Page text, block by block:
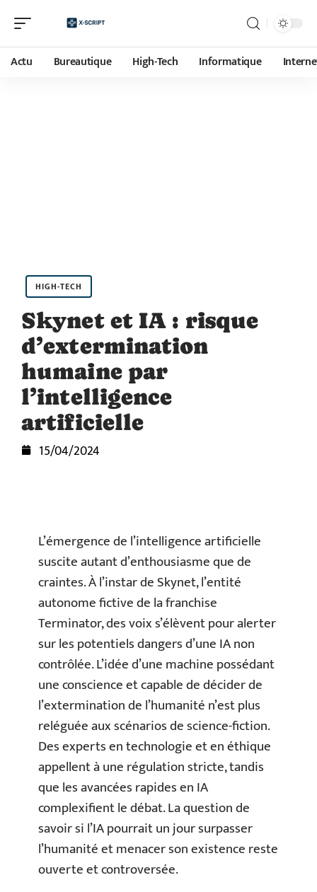
Actu Bureautique High-Tech Informatique
HIGH-TECH
Skynet et IA : risque
d’extermination
humaine par
l’intelligence
artificielle
15/04/2024
L’émergence de l’intelligence artificielle
suscite autant d’enthousiasme que de
craintes. À l’instar de Skynet, l’entité
autonome fictive de la franchise
Terminator, des voix s’élèvent pour alerter
sur les potentiels dangers d’une IA non
contrôlée. L’idée d’une machine possédant
une conscience et capable de décider de
l’extermination de l’humanité n’est plus
reléguée aux scénarios de science-fiction.
Des experts en technologie et en éthique
appellent à une régulation stricte, tandis
que les avancées rapides en IA
complexifient le débat. La question de
savoir si l’IA pourrait un jour surpasser
l’humanité et menacer son existence reste
ouverte et controversée.